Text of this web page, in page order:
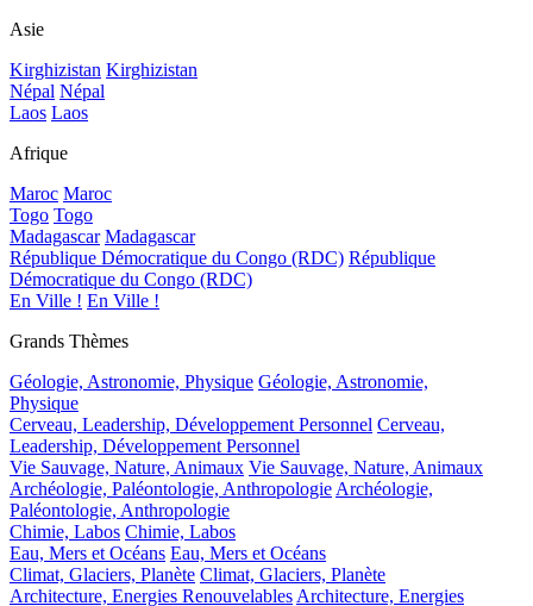
Asie
Kirghizistan Kirghizistan
Népal Népal
Laos Laos
Afrique
Maroc Maroc
Togo Togo
Madagascar Madagascar
République Démocratique du Congo (RDC) République
Démocratique du Congo (RDC)
En Ville ! En Ville !
Grands Thèmes
Géologie, Astronomie, Physique Géologie, Astronomie,
Physique
Cerveau, Leadership, Développement Personnel Cerveau,
Leadership, Développement Personnel
Vie Sauvage, Nature, Animaux Vie Sauvage, Nature, Animaux
Archéologie, Paléontologie, Anthropologie Archéologie,
Paléontologie, Anthropologie
Chimie, Labos Chimie, Labos
Eau, Mers et Océans Eau, Mers et Océans
Climat, Glaciers, Planète Climat, Glaciers, Planète
Architecture, Energies Renouvelables Architecture, Energies